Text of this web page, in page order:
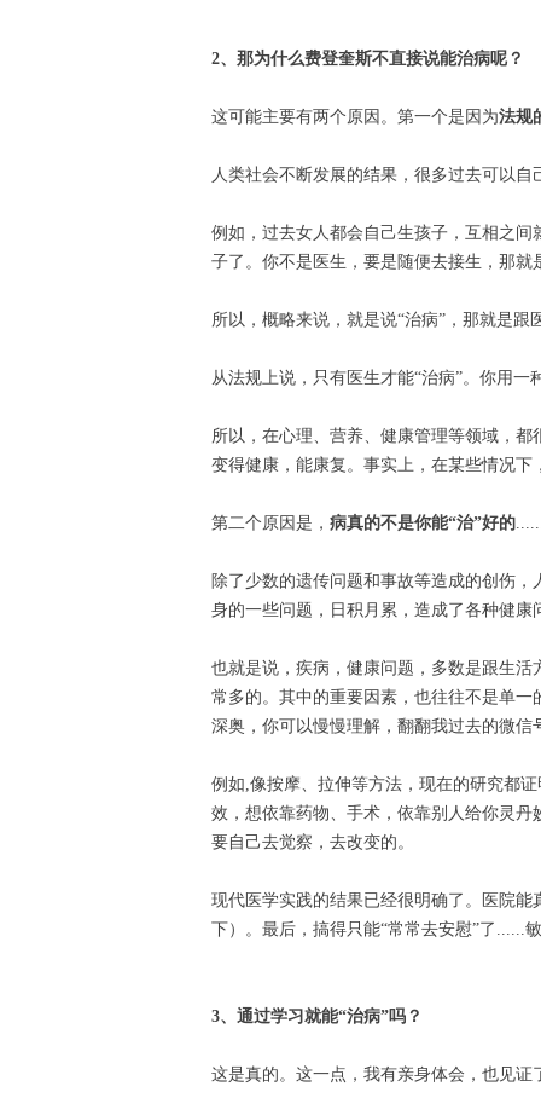
2、那为什么费登奎斯不直接说能治病呢？
这可能主要有两个原因。第一个是因为法规
人类社会不断发展的结果，很多过去可以
例如，过去女人都会自己生孩子，互相之
子了。你不是医生，要是随便去接生，那就
所以，概略来说，就是说“治病”，那就是跟
从法规上说，只有医生才能“治病”。你用一
所以，在心理、营养、健康管理等领域，
变得健康，能康复。事实上，在某些情况下
第二个原因是， 病真的不是你能“治”好的
除了少数的遗传问题和事故等造成的创伤
身的一些问题，日积月累，造成了各种健康
也就是说，疾病，健康问题，多数是跟生
常多的。其中的重要因素，也往往不是单
深奥，你可以慢慢理解，翻翻我过去的微
例如,像按摩、拉伸等方法，现在的研究都
效，想依靠药物、手术，依靠别人给你灵丹
要自己去觉察，去改变的。
现代医学实践的结果已经很明确了。医院
下）。最后，搞得只能“常常去安慰”了......
3、通过学习就能“治病”吗？
这是真的。这一点，我有亲身体会，也见证